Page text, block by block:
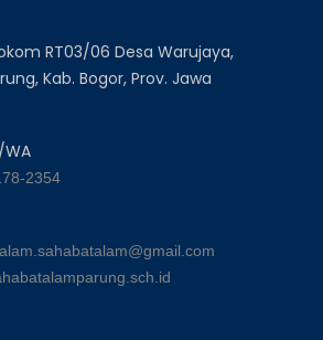
RT03/06 Desa Warujaya,
Kab. Bogor, Prov. Jawa
2354